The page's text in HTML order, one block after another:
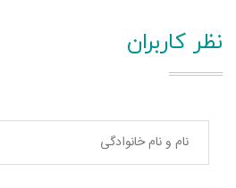
نظر کاربران